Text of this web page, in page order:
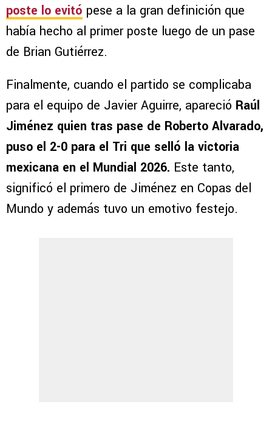
poste lo evitó pese a la gran definición que
había hecho al primer poste luego de un pase
de Brian Gutiérrez.
Finalmente, cuando el partido se complicaba
para el equipo de Javier Aguirre, apareció Raúl
Jiménez quien tras pase de Roberto Alvarado,
puso el 2-0 para el Tri que selló la victoria
mexicana en el Mundial 2026. Este tanto,
significó el primero de Jiménez en Copas del
Mundo y además tuvo un emotivo festejo.